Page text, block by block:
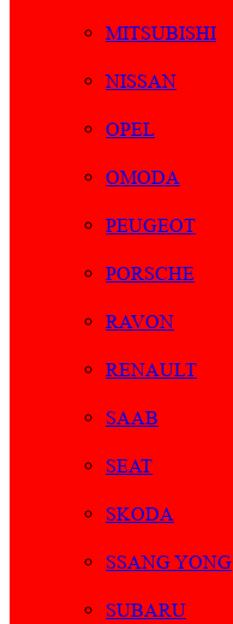
MITSUBISHI
NISSAN
OPEL
OMODA
PEUGEOT
PORSCHE
RAVON
RENAULT
SAAB
SEAT
SKODA
SSANG YONG
SUBARU